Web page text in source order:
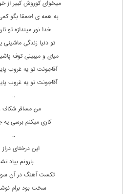
میخوای کوروش کبیر از
به همه ی احمقا بگو
خدا نور میندازه تو
تو دنیا زندگی
میای و میبینی توف
آقاجونت تو یه غروب
آقاجونت تو یه غروب
..
من مسافر
کاری میکنم برسی یه
..
این درختای دراز
بارونم بیاد
تکست آهنگ در آن سو
سخت بود برام